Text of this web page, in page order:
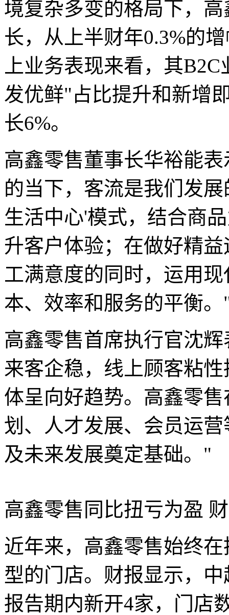
境复杂多变的格局下，
长，从上半财年0.3%的
上业务表现来看，其
发优鲜"占比提升和新增
长6%。
高鑫零售董事长华裕能
的当下，客流是我们发
生活中心'模式，结合商
升客户体验；在做好精
工满意度的同时，运用
本、效率和服务的平衡。
高鑫零售首席执行官沈
来客企稳，线上顾客粘
体呈向好趋势。高鑫零
划、人才发展、会员运
及未来发展奠定基础。"
高鑫零售同比扭亏为盈
近年来，高鑫零售始终
型的门店。财报显示，
报告期内新开4家，门店